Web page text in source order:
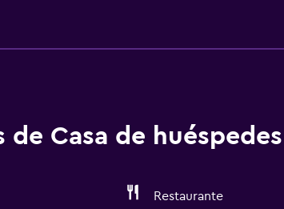
Casa de huéspedes
Restaurante